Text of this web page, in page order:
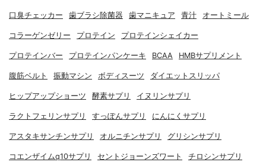
口臭チェッカー 歯ブラシ除菌器 歯マニキュア 青汁 オートミール
コラーゲンゼリー プロテイン プロテインシェイカー
プロテインバー プロテインパンケーキ BCAA HMBサプリメント
腹筋ベルト 振動マシン ボディスーツ ダイエットスリッパ
ヒップアップショーツ 酵素サプリ イヌリンサプリ
ラクトフェリンサプリ すっぽんサプリ にんにくサプリ
アスタキサンチンサプリ オルニチンサプリ グリシンサプリ
コエンザイムq10サプリ セントジョーンズワート チロシンサプリ